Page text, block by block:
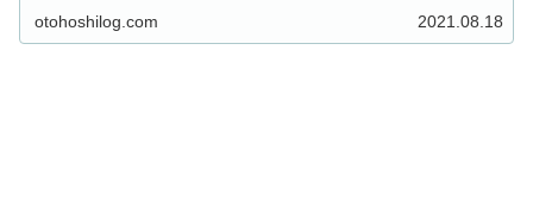
otohoshilog.com 2021.08.18